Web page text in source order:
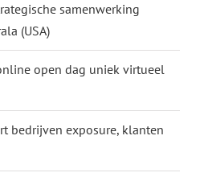
samenwerking
(USA)
open dag uniek virtueel
bedrijven exposure, klanten